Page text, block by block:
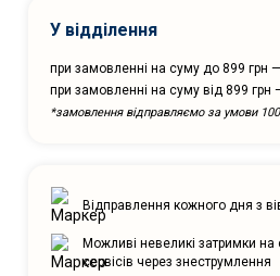
У відділення
при замовленні на суму до 899 грн
при замовленні на суму від 899
*замовлення відправляємо за умови
Відправлення кожного дня з
Можливі невеликі затримки на
сервісів через знеструмлення